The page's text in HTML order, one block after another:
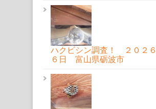
ハクビシン調査！ ２０２
６日 富山県砺波市